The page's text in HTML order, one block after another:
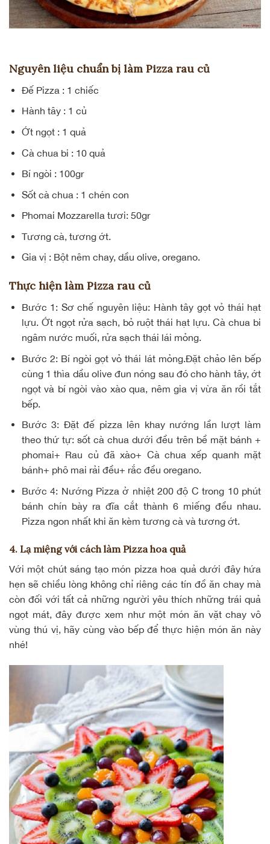
Nguyên liệu chuẩn bị làm Pizza rau củ
Đế Pizza : 1 chiếc
Hành tây : 1 củ
Ớt ngọt : 1 quả
Cà chua bi : 10 quả
Bí ngòi : 100gr
Sốt cà chua : 1 chén con
Phomai Mozzarella tươi: 50gr
Tương cà, tương ớt.
Gia vị : Bột nêm chay, dầu olive, oregano.
Thực hiện làm Pizza rau củ
Bước 1: Sơ chế nguyên liệu: Hành tây gọt vỏ thái hạt
lựu. Ớt ngọt rửa sạch, bỏ ruột thái hạt lựu. Cà chua bi
ngâm nước muối, rửa sạch thái lái mỏng.
Bước 2: Bí ngòi gọt vỏ thái lát mỏng.Đặt chảo lên bếp
cùng 1 thìa dầu olive đun nóng sau đó cho hành tây, ớt
ngọt và bí ngòi vào xào qua, nêm gia vị vừa ăn rồi tắt
bếp.
Bước 3: Đặt đế pizza lên khay nướng lần lượt làm
theo thứ tự: sốt cà chua dưới đều trên bề mặt bánh +
phomai+ Rau củ đã xào+ Cà chua xếp quanh mặt
bánh+ phô mai rải đều+ rắc đều oregano.
Bước 4: Nướng Pizza ở nhiệt 200 độ C trong 10 phút
bánh chín bày ra đĩa cắt thành 6 miếng đều nhau.
Pizza ngon nhất khi ăn kèm tương cà và tương ớt.
4. Lạ miệng với cách làm Pizza hoa quả
Với một chút sáng tạo món pizza hoa quả dưới đây hứa
hẹn sẽ chiều lòng không chỉ riêng các tín đồ ăn chay mà
còn đối với tất cả những người yêu thích những trái quả
ngọt mát, đây được xem như một món ăn vặt chay vô
vùng thú vị, hãy cùng vào bếp để thực hiện món ăn này
nhé!